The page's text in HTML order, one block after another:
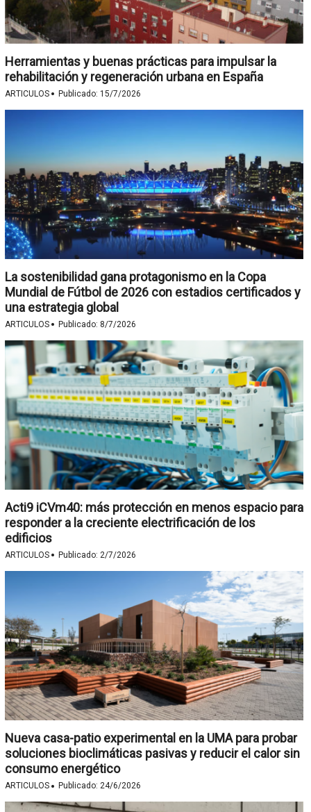
Herramientas y buenas prácticas para impulsar la
rehabilitación y regeneración urbana en España
ARTICULOS · Publicado: 15/7/2026
La sostenibilidad gana protagonismo en la Copa
Mundial de Fútbol de 2026 con estadios certificados y
una estrategia global
ARTICULOS · Publicado: 8/7/2026
Acti9 iCVm40: más protección en menos espacio para
responder a la creciente electrificación de los
edificios
ARTICULOS · Publicado: 2/7/2026
Nueva casa-patio experimental en la UMA para probar
soluciones bioclimáticas pasivas y reducir el calor sin
consumo energético
ARTICULOS · Publicado: 24/6/2026